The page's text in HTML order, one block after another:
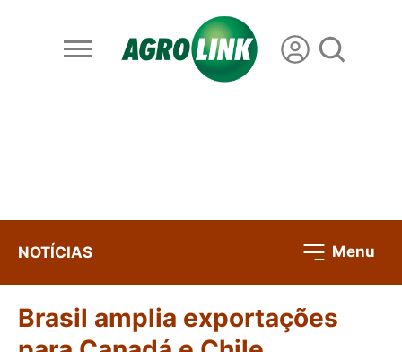
NOTÍCIAS Menu
Brasil amplia exportações